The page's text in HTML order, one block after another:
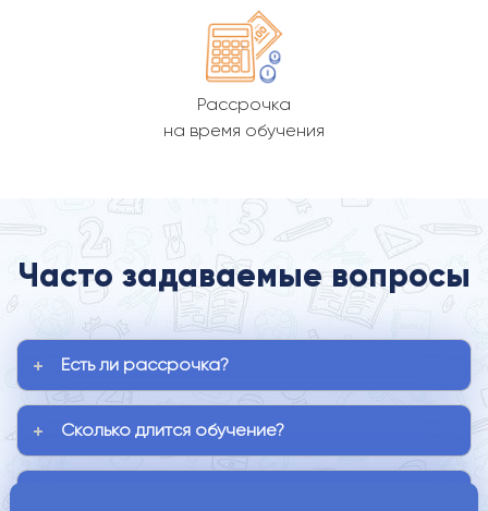
Рассрочка
на время обучения
Часто задаваемые вопросы
Есть ли рассрочка?
Сколько длится обучение?